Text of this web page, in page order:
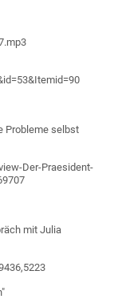
Probleme selbst
Der-Praesident-
mit Julia